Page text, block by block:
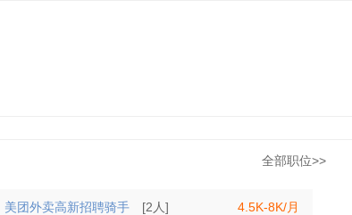
全部职位>>
美团外卖高新招聘骑手 [2人]
4.5K-8K/月